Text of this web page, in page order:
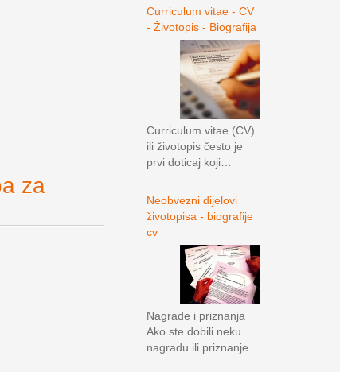
za
Curriculum vitae - CV
- Životopis - Biografija
Curriculum vitae (CV)
ili životopis često je
prvi doticaj koji…
Neobvezni dijelovi
životopisa - biografije
cv
Nagrade i priznanja
Ako ste dobili neku
nagradu ili priznanje…